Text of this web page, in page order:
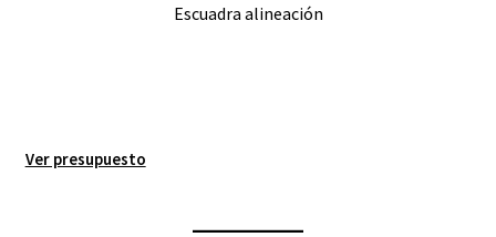
Escuadra alineación
Ver presupuesto